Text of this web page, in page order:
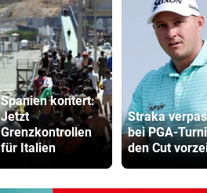
Spanien kontert:
Jetzt
Grenzkontrollen
für Italien
Straka
bei PGA-
den Cut